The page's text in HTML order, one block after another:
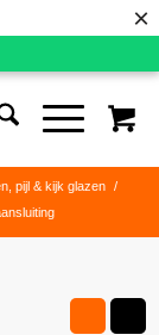
×
pijl & kijk glazen
/